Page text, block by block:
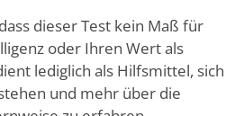
dieser Test kein Maß für
oder Ihren Wert als
lediglich als Hilfsmittel, sich
und mehr über die